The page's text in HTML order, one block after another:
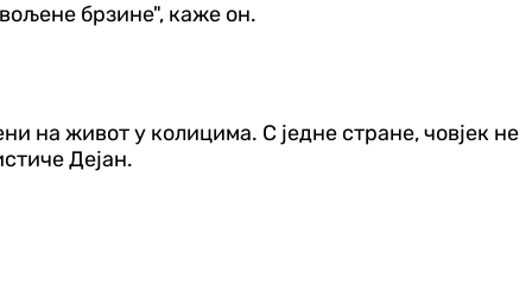
брзине", каже он.
на живот у колицима. С једне стране, човјек не
Дејан.